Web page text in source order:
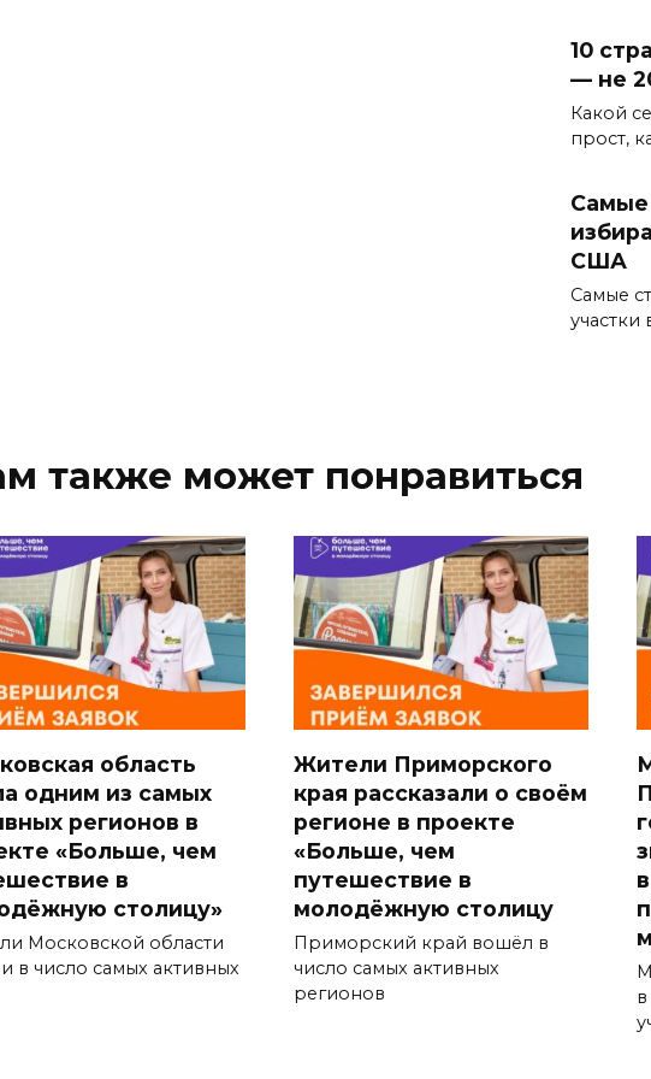
10
— не
Какой
прост,
Самые
США
Самые
также может понравиться
область
одним из самых
регионов в
«Больше, чем
в
столицу»
Московской области
в число самых активных
Жители Приморского
края рассказали о своём
регионе в проекте
«Больше, чем
путешествие в
молодёжную столицу
Приморский край вошёл в
число самых активных
регионов